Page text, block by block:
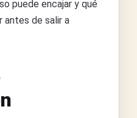
puede encajar y qué
antes de salir a